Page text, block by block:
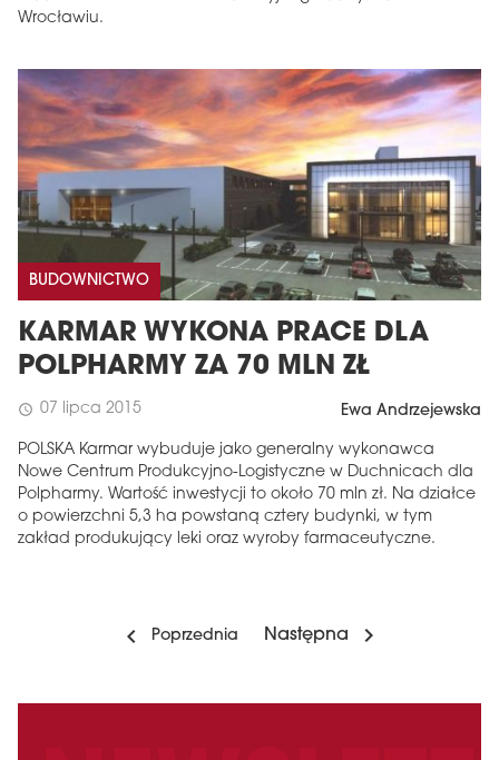
Wrocławiu.
BUDOWNICTWO
KARMAR WYKONA PRACE DLA
POLPHARMY ZA 70 MLN ZŁ
schedule 07 lipca 2015 Ewa Andrzejewska
POLSKA Karmar wybuduje jako generalny wykonawca
Nowe Centrum Produkcyjno-Logistyczne w Duchnicach dla
Polpharmy. Wartość inwestycji to około 70 mln zł. Na działce
o powierzchni 5,3 ha powstaną cztery budynki, w tym
zakład produkujący leki oraz wyroby farmaceutyczne.
Poprzednia Następna